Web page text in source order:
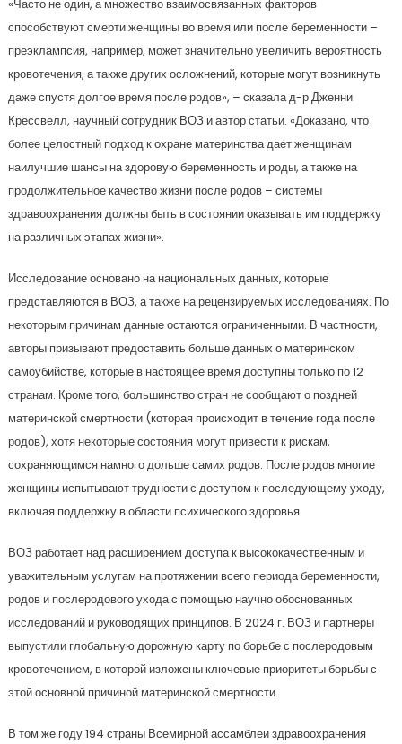
«Часто не один, а множество взаимосвязанных факторов
способствуют смерти женщины во время или после беременности –
преэклампсия, например, может значительно увеличить вероятность
кровотечения, а также других осложнений, которые могут возникнуть
даже спустя долгое время после родов», – сказала д-р Дженни
Крессвелл, научный сотрудник ВОЗ и автор статьи. «Доказано, что
более целостный подход к охране материнства дает женщинам
наилучшие шансы на здоровую беременность и роды, а также на
продолжительное качество жизни после родов – системы
здравоохранения должны быть в состоянии оказывать им поддержку
на различных этапах жизни».
Исследование основано на национальных данных, которые
представляются в ВОЗ, а также на рецензируемых исследованиях. По
некоторым причинам данные остаются ограниченными. В частности,
авторы призывают предоставить больше данных о материнском
самоубийстве, которые в настоящее время доступны только по 12
странам. Кроме того, большинство стран не сообщают о поздней
материнской смертности (которая происходит в течение года после
родов), хотя некоторые состояния могут привести к рискам,
сохраняющимся намного дольше самих родов. После родов многие
женщины испытывают трудности с доступом к последующему уходу,
включая поддержку в области психического здоровья.
ВОЗ работает над расширением доступа к высококачественным и
уважительным услугам на протяжении всего периода беременности,
родов и послеродового ухода с помощью научно обоснованных
исследований и руководящих принципов. В 2024 г. ВОЗ и партнеры
выпустили глобальную дорожную карту по борьбе с послеродовым
кровотечением, в которой изложены ключевые приоритеты борьбы с
этой основной причиной материнской смертности.
В том же году 194 страны Всемирной ассамблеи здравоохранения